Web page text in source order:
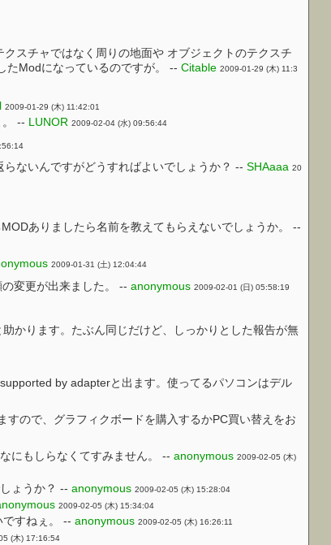
スチャではなく周りの地面や オブジェクトのテクスチ
たModになっているのですが。 -- Citable 2009-01-29 (木) 11:3
2009-01-29 (木) 11:42:01
-- LUNOR 2009-02-04 (水) 09:56:44
ないんですがどうすればよいでしょうか？ -- SHAaaa 20
ありましたら名前を教えてもらえないでしょうか。 --
2009-01-31 (土) 12:04:44
変更が出来ました。 -- anonymous 2009-02-01 (日) 05:58:19
かります。たぶん同じだけど、しっかりとした報告が無
by adapterと出ます。使ってるパソコンはデル
ので、グラフィクボードを購入するかPC買い替えをお
にもしらなくてすみません。 -- anonymous 2009-02-05 (木)
ょうか？ -- anonymous 2009-02-05 (木) 15:28:04
2009-02-05 (木) 15:34:04
すねぇ。 -- anonymous 2009-02-05 (木) 16:26:11
(木) 17:16:54